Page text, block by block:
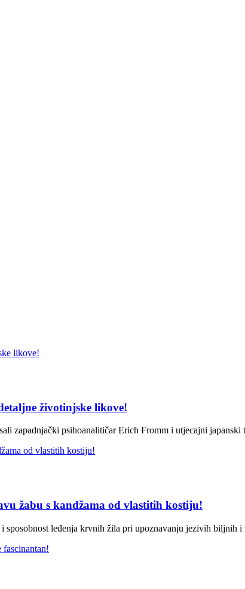
životinjske likove!
zapadnjački psihoanalitičar Erich Fromm i utjecajni japanski
žabu s kandžama od vlastitih kostiju!
sposobnost leđenja krvnih žila pri upoznavanju jezivih biljnih